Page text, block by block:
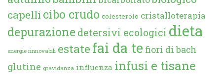
capelli cibo crudo colesterolo cristalloterapia
depurazione detersivi ecologici dieta
energie rinnovabili estate fai da te fiori di bach
glutine gravidanza influenza infusi e tisane